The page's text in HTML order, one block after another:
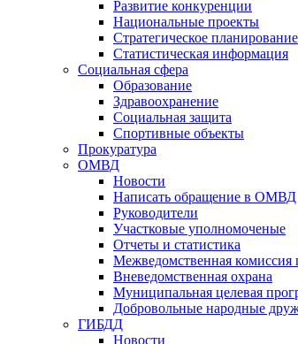
Развитие конкуренции
Национальные проекты
Стратегическое планирование
Статистическая информация
Социальная сфера
Образование
Здравоохранение
Социальная защита
Спортивные объекты
Прокуратура
ОМВД
Новости
Написать обращение в ОМВД
Руководители
Участковые уполномоченые
Отчеты и статистика
Межведомственная
Вневедомственная охрана
Муниципальная целевая
Добровольные народные
ГИБДД
Новости